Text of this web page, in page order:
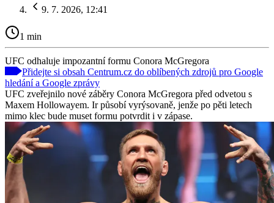
9. 7. 2026, 12:41
1 min
UFC odhaluje impozantní formu Conora McGregora
Přidejte si obsah Centrum.cz do oblíbených zdrojů pro Google
hledání a Google zprávy
UFC zveřejnilo nové záběry Conora McGregora před odvetou s
Maxem Hollowayem. Ir působí vyrýsovaně, jenže po pěti letech
mimo klec bude muset formu potvrdit i v zápase.